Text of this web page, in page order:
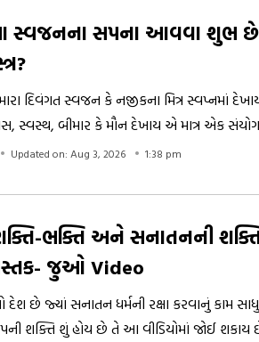
સ્વજનના સપના આવવા શુભ
દિવંગત સ્વજન કે નજીકના મિત્ર સ્વપ્નમાં
સ્વસ્થ, બીમાર કે મૌન દેખાય એ માત્ર એક
છે. શું હોય છે આ સંકેત આવો જાણીએ.
Updated on: Aug 3, 2026 1:38 pm
ભક્તિ અને સનાતનની
જુઓ Video
છે જ્યાં સનાતન ધર્મની રક્ષા કરવાનું કામ
શક્તિ શું હોય છે તે આ વીડિયોમાં જોઈ